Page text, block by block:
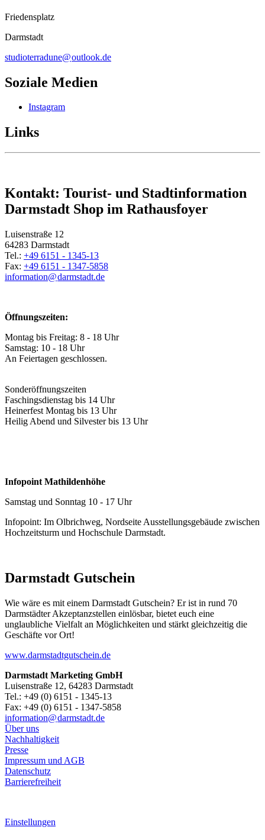
Friedensplatz
Darmstadt
studioterradune@outlook.de
Soziale Medien
Instagram
Links
Kontakt: Tourist- und Stadtinformation
Darmstadt Shop im Rathausfoyer
Luisenstraße 12
64283 Darmstadt
Tel.: +49 6151 - 1345-13
Fax: +49 6151 - 1347-5858
information@darmstadt.de
Öffnungszeiten:
Montag bis Freitag: 8 - 18 Uhr
Samstag: 10 - 18 Uhr
An Feiertagen geschlossen.
Sonderöffnungszeiten
Faschingsdienstag bis 14 Uhr
Heinerfest Montag bis 13 Uhr
Heilig Abend und Silvester bis 13 Uhr
Infopoint Mathildenhöhe
Samstag und Sonntag 10 - 17 Uhr
Infopoint: Im Olbrichweg, Nordseite Ausstellungsgebäude zwischen
Hochzeitsturm und Hochschule Darmstadt.
Darmstadt Gutschein
Wie wäre es mit einem Darmstadt Gutschein? Er ist in rund 70
Darmstädter Akzeptanzstellen einlösbar, bietet euch eine
unglaubliche Vielfalt an Möglichkeiten und stärkt gleichzeitig die
Geschäfte vor Ort!
www.darmstadtgutschein.de
Darmstadt Marketing GmbH
Luisenstraße 12, 64283 Darmstadt
Tel.: +49 (0) 6151 - 1345-13
Fax: +49 (0) 6151 - 1347-5858
information@darmstadt.de
Über uns
Nachhaltigkeit
Presse
Impressum und AGB
Datenschutz
Barrierefreiheit
Einstellungen